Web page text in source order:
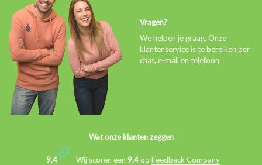
Vragen?
We helpen je graag. Onze
klantenservice is te bereiken per
chat, e-mail en telefoon.
Wat onze klanten zeggen
9,4 Wij scoren een 9,4op Feedback Company